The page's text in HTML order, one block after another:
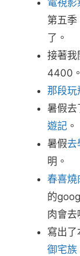
第五
了。
接著我
4400。
那段玩
暑假去
遊記 。
暑假去
明。
春喜燒
的
肉會去
寫出了
御宅族